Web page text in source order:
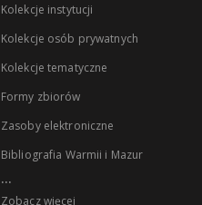
Kolekcje instytucji
Kolekcje osób prywatnych
Kolekcje tematyczne
Formy zbiorów
Zasoby elektroniczne
Bibliografia Warmii i Mazur
...
Zobacz więcej